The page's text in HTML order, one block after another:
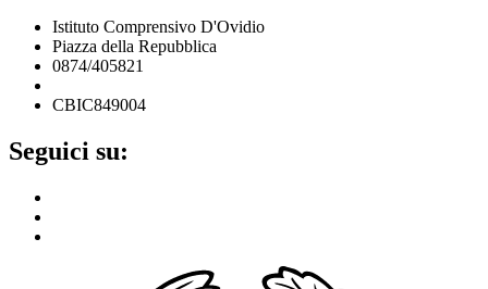
Istituto Comprensivo D'Ovidio
Piazza della Repubblica
0874/405821
CBIC849004
Seguici su: